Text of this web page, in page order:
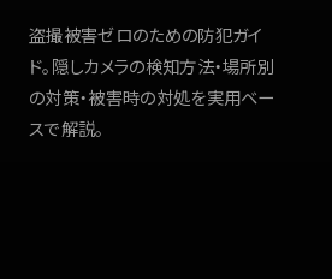
盗撮被害ゼロのための防犯ガイ
ド。隠しカメラの検知方法・場所別
の対策・被害時の対処を実用ベー
スで解説。